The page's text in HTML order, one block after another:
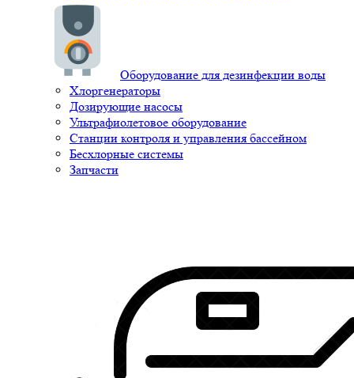
Оборудование для дезинфекции воды
Хлоргенераторы
Дозирующие насосы
Ультрафиолетовое оборудование
Станции контроля и управления бассейном
Бесхлорные системы
Запчасти